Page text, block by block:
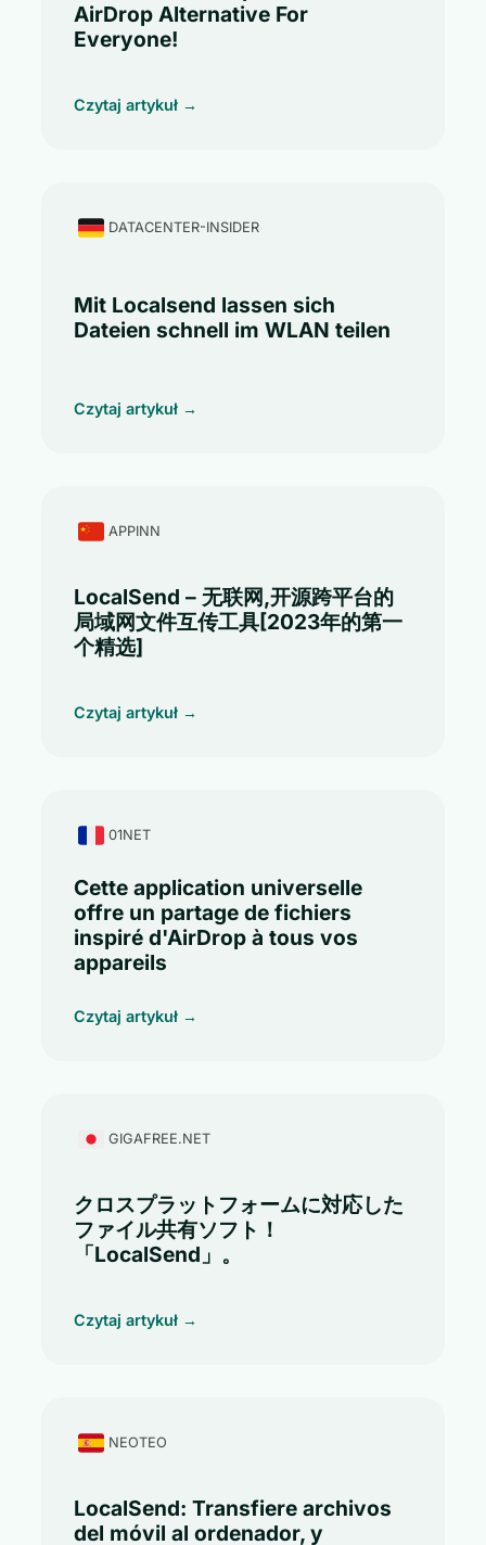
AirDrop Alternative For
Everyone!
Czytaj artykuł →
DATACENTER-INSIDER
Mit Localsend lassen sich
Dateien schnell im WLAN teilen
Czytaj artykuł →
APPINN
LocalSend – 无联网,开源跨平台的
局域网文件互传工具[2023年的第一
个精选]
Czytaj artykuł →
01NET
Cette application universelle
offre un partage de fichiers
inspiré d'AirDrop à tous vos
appareils
Czytaj artykuł →
GIGAFREE.NET
クロスプラットフォームに対応した
ファイル共有ソフト！
「LocalSend」。
Czytaj artykuł →
NEOTEO
LocalSend: Transfiere archivos
del móvil al ordenador, y